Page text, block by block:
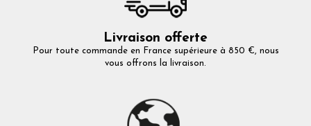
Livraison offerte
Pour toute commande en France supérieure à 850 €, nous
vous offrons la livraison.